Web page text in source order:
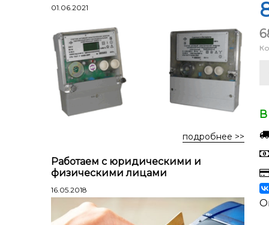
Стремянки алюминиевые
Стремянки двухсторонние
алюминиевые
Стремянки стальные
Стремянки двухсторонние стальные
01.06.2021
подробнее >>
Работаем с юридическими и
физическими лицами
16.05.2018